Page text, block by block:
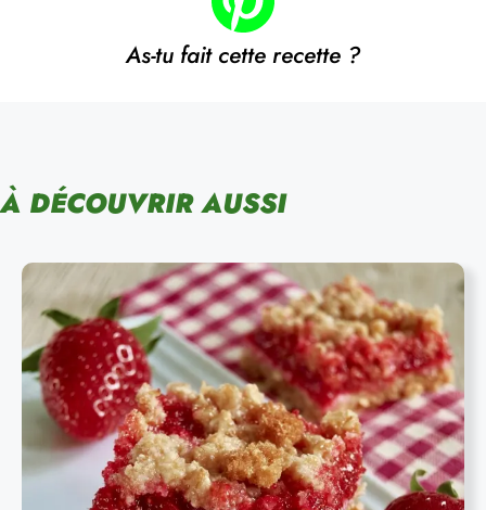
As-tu fait cette recette ?
À DÉCOUVRIR AUSSI